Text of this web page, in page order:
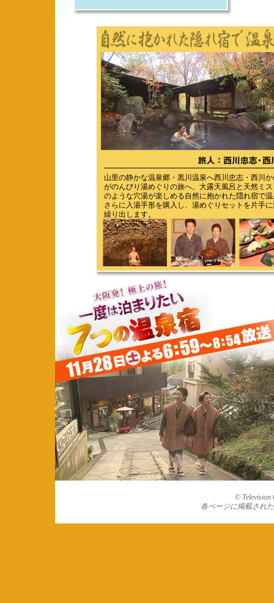
山里の静かな温泉郷・黒川温泉へ西川忠志・西川
がのんびり湯めぐりの旅へ。大露天風呂と天然ミ
のような穴湯が楽しめる自然に抱かれた隠れ宿で
さらに入湯手形を購入し、湯めぐりセットを片手
繰り出します。
© Television
各ページに掲載され